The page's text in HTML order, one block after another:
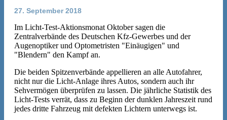
27. September 2018
Im Licht-Test-Aktionsmonat Oktober sagen die
Zentralverbände des Deutschen Kfz-Gewerbes und der
Augenoptiker und Optometristen "Einäugigen" und
"Blendern" den Kampf an.
Die beiden Spitzenverbände appellieren an alle Autofahrer,
nicht nur die Licht-Anlage ihres Autos, sondern auch ihr
Sehvermögen überprüfen zu lassen. Die jährliche Statistik des
Licht-Tests verrät, dass zu Beginn der dunklen Jahreszeit rund
jedes dritte Fahrzeug mit defekten Lichtern unterwegs ist.